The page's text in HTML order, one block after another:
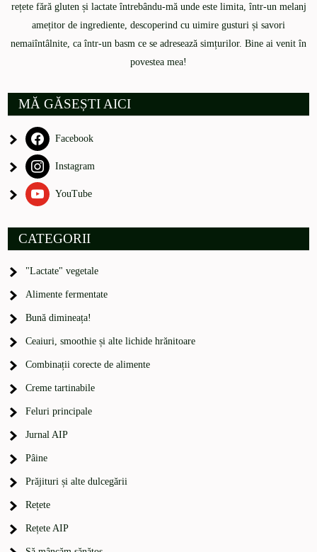
rețete fără gluten și lactate întrebându-mă unde este limita, într-un melanj
amețitor de ingrediente, descoperind cu uimire gusturi și savori
nemaiîntâlnite, ca într-un basm ce se adresează simțurilor. Bine ai venit în
povestea mea!
MĂ GĂSEȘTI AICI
Facebook
Instagram
YouTube
CATEGORII
"Lactate" vegetale
Alimente fermentate
Bună dimineața!
Ceaiuri, smoothie și alte lichide hrănitoare
Combinații corecte de alimente
Creme tartinabile
Feluri principale
Jurnal AIP
Pâine
Prăjituri și alte dulcegării
Rețete
Rețete AIP